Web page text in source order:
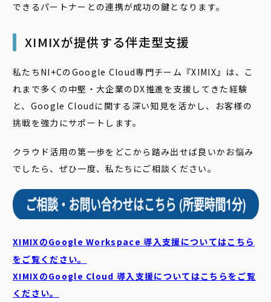
できるパートナーとの連携が成功の鍵となります。
XIMIXが提供する伴走型支援
私たちNI+CのGoogle Cloud専門チーム『XIMIX』は、こ
れまで多くの中堅・大企業のDX推進を支援してきた経験
と、Google Cloudに関する深い知見を活かし、お客様の
挑戦を強力にサポートします。
クラウド活用の第一歩をどこから踏み出せば良いかお悩み
でしたら、ぜひ一度、私たちにご相談ください。
XIMIXのGoogle Workspace 導入支援についてはこちら
をご覧ください。
XIMIXのGoogle Cloud 導入支援についてはこちらをご覧
ください。